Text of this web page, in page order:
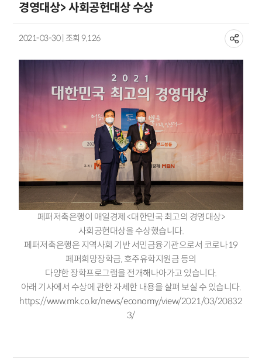
경영대상> 사회공헌대상 수상
2021-03-30 | 조회 9,126
페퍼저축은행이 매일경제 <대한민국 최고의 경영대상>
사회공헌대상을 수상했습니다.
페퍼저축은행은 지역사회 기반 서민금융기관으로서 코로나19
페퍼희망장학금, 호주유학지원금 등의
다양한 장학프로그램을 전개해나아가고 있습니다.
아래 기사에서 수상에 관한 자세한 내용을 살펴 보실 수 있습니다.
https://www.mk.co.kr/news/economy/view/2021/03/20832
3/